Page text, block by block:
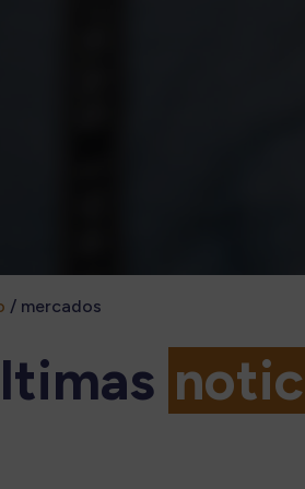
/ mercados